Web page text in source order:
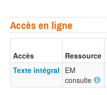
Accès en ligne
Accès Ressource
Texte intégral
EM
consulte